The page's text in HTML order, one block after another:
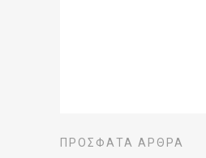
ΠΡΌΣΦΑΤΑ ΆΡΘΡΑ